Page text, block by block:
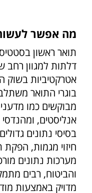
מה אפשר
תואר ראשון
דלתות למגוון רחב
אטרקטיביות בשוק
בוגרי התואר
אנליסטים, ומהנדסי
בסיסי נתונים
חיזוי מגמות, הפקת
מערכות נתונים
והביטוח, רבים
מדויק באמצעות